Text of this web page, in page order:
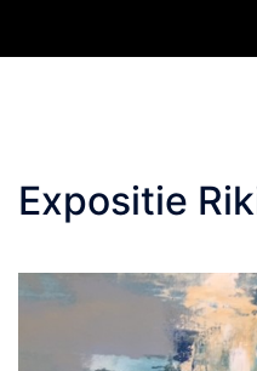
Expositie